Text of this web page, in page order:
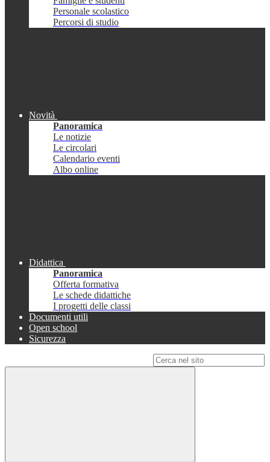
Personale scolastico
Percorsi di studio
Novità
Panoramica
Le notizie
Le circolari
Calendario eventi
Albo online
Didattica
Panoramica
Offerta formativa
Le schede didattiche
I progetti delle classi
Documenti utili
Open school
Sicurezza